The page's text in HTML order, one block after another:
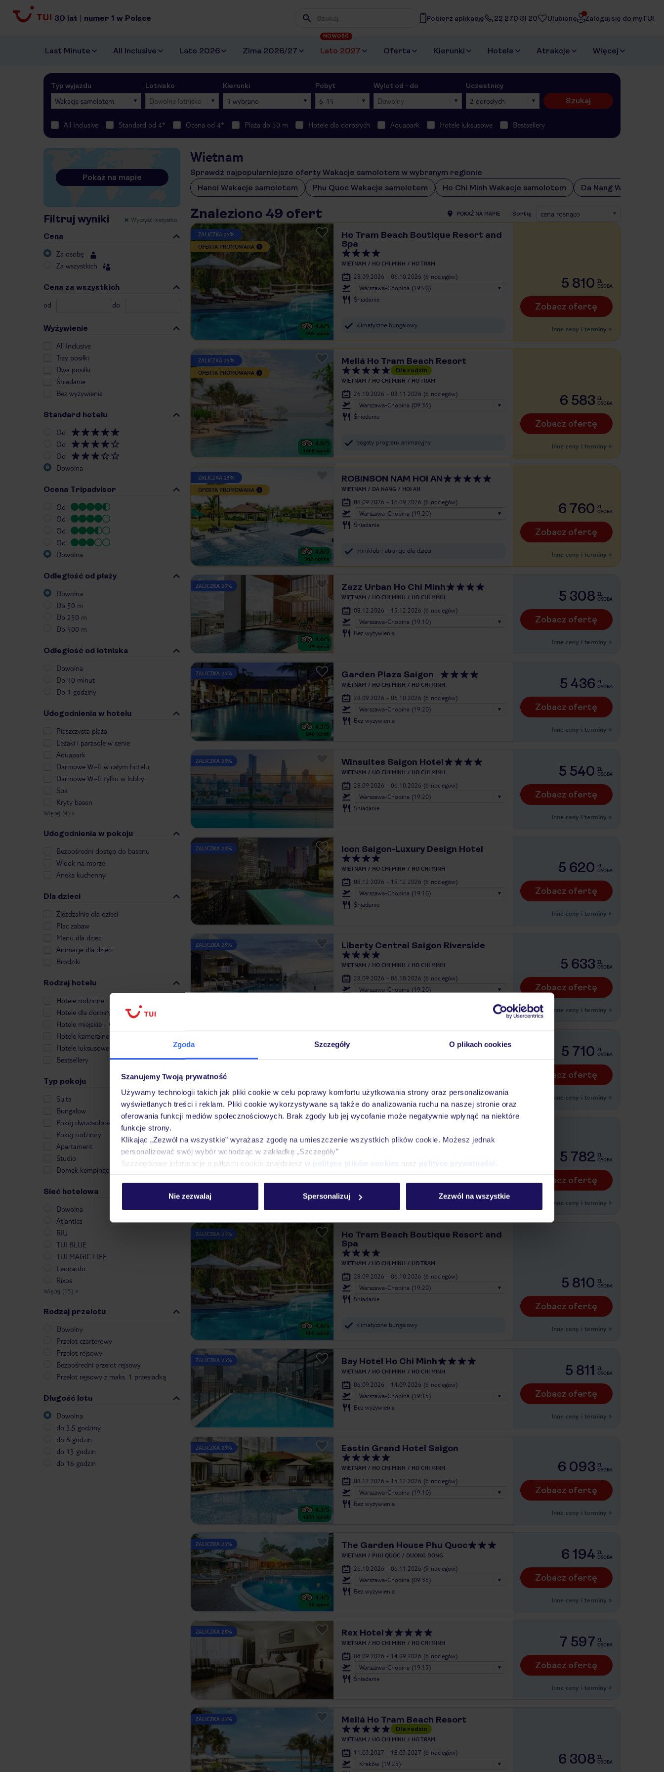
Zgoda Szczegóły O plikach cookies
Szanujemy Twoją prywatność
Używamy technologii takich jak pliki cookie w celu poprawy komfortu użytkowania strony oraz personalizowania
wyświetlanych treści i reklam. Pliki cookie wykorzystywane są także do analizowania ruchu na naszej stronie oraz
oferowania funkcji mediów społecznościowych. Brak zgody lub jej wycofanie może negatywnie wpłynąć na niektóre
funkcje strony.
Klikając „Zezwól na wszystkie” wyrażasz zgodę na umieszczenie wszystkich plików cookie. Możesz jednak
personalizować swój wybór wchodząc w zakładkę „Szczegóły”
Szczegółowe informacje o plikach cookie znajdziesz w polityce plików cookies oraz polityce prywatności
Nie zezwalaj Spersonalizuj Zezwól na wszystkie
30 lat | numer 1 w Polsce Wpisz frazę, której szukasz
Pobierz aplikację 22 270 31 20 Ulubione Zaloguj się do myTUI
Last Minute All Inclusive Lato 2026 Zima 2026/27 Lato 2027
NOWOŚĆ
Oferta Kierunki Hotele Atrakcje Więcej
Typ wyjazdu
Wakacje samolotem
Lotnisko
Dowolne lotnisko
Kierunki
3 wybrano
Pobyt
6-15
Wylot od - do
Dowolny
Uczestnicy
2 dorosłych Szukaj
All Inclusive Standard od 4* Ocena od 4* Plaża do 50 m Hotele dla dorosłych Aquapark Hotele luksusowe Bestsellery
Pokaż na mapie
Filtruj wyniki Wyczyść wszystko
Cena
Za osobę
Za wszystkich
Cena za wszystkich
od do
Wyżywienie
All Inclusive
Trzy posiłki
Dwa posiłki
Śniadanie
Bez wyżywienia
Standard hotelu
Od
Od
Od
Dowolna
Ocena Tripadvisor
Od
Od
Od
Od
Dowolna
Odległość od plaży
Dowolna
Do 50 m
Do 250 m
Do 500 m
Odległość od lotniska
Dowolna
Do 30 minut
Do 1 godziny
Udogodnienia w hotelu
Piaszczysta plaża
Leżaki i parasole w cenie
Aquapark
Darmowe Wi-fi w całym hotelu
Darmowe Wi-fi tylko w lobby
Spa
Kryty basen
Więcej (4) »
Udogodnienia w pokoju
Bezpośredni dostęp do basenu
Widok na morze
Aneks kuchenny
Dla dzieci
Zjeżdzalnie dla dzieci
Plac zabaw
Menu dla dzieci
Animacje dla dzieci
Brodziki
Rodzaj hotelu
Hotele rodzinne
Hotele dla dorosłych
Hotele miejskie - City Break
Hotele kameralne
Hotele luksusowe
Bestsellery
Typ pokoju
Suita
Bungalow
Pokój dwuosobowy
Pokój rodzinny
Apartament
Studio
Domek kempingowy
Sieć hotelowa
Dowolna
Atlantica
RIU
TUI BLUE
TUI MAGIC LIFE
Leonardo
Rixos
Więcej (15) »
Rodzaj przelotu
Dowolny
Przelot czarterowy
Przelot rejsowy
Bezpośredni przelot rejsowy
Przelot rejsowy z maks. 1 przesiadką
Długość lotu
Dowolna
do 3,5 godziny
do 6 godzin
do 13 godzin
do 16 godzin
Wietnam
Sprawdź najpopularniejsze oferty Wakacje samolotem w wybranym regionie
Hanoi Wakacje samolotem
Phu Quoc Wakacje samolotem Ho Chi Minh Wakacje samolotem Da Nang Wakacje
Znaleziono 49 ofert POKAŻ NA MAPIE Sortuj cena rosnąco
ZALICZKA 25%
OFERTA PROMOWANA
4.6/5
905 opinii
Ho Tram Beach Boutique Resort and
Spa
WIETNAM HO CHI MINH HO TRAM
28.09.2026 - 06.10.2026 (6 noclegów)
Warszawa-Chopina (19:20)
Śniadanie
klimatyczne bungalowy
5 810 ZŁ
OSOBA
Zobacz ofertę
Inne ceny i terminy »
ZALICZKA 25%
OFERTA PROMOWANA
4.8/5
1668 opinii
Meliá Ho Tram Beach Resort
Dla rodzin
WIETNAM HO CHI MINH HO TRAM
26.10.2026 - 03.11.2026 (6 noclegów)
Warszawa-Chopina (09:35)
Śniadanie
bogaty program animacyjny
6 583 ZŁ
OSOBA
Zobacz ofertę
Inne ceny i terminy »
ZALICZKA 25%
OFERTA PROMOWANA
4.8/5
362 opinie
ROBINSON NAM HOI AN
WIETNAM DA NANG HOI AN
08.09.2026 - 16.09.2026 (6 noclegów)
Warszawa-Chopina (19:20)
Śniadanie
miniklub i atrakcje dla dzieci
6 760 ZŁ
OSOBA
Zobacz ofertę
Inne ceny i terminy »
ZALICZKA 25%
4.6/5
39 opinii
Zazz Urban Ho Chi Minh
WIETNAM HO CHI MINH HO CHI MINH
08.12.2026 - 15.12.2026 (6 noclegów)
Warszawa-Chopina (19:10)
Bez wyżywienia
5 308 ZŁ
OSOBA
Zobacz ofertę
Inne ceny i terminy »
ZALICZKA 25%
4.3/5
840 opinii
Garden Plaza Saigon
WIETNAM HO CHI MINH HO CHI MINH
28.09.2026 - 06.10.2026 (6 noclegów)
Warszawa-Chopina (19:20)
Bez wyżywienia
5 436 ZŁ
OSOBA
Zobacz ofertę
Inne ceny i terminy »
ZALICZKA 25% Winsuites Saigon Hotel
WIETNAM HO CHI MINH HO CHI MINH
28.09.2026 - 06.10.2026 (6 noclegów)
Warszawa-Chopina (19:20)
Śniadanie
5 540 ZŁ
OSOBA
Zobacz ofertę
Inne ceny i terminy »
ZALICZKA 25% Icon Saigon-Luxury Design Hotel
WIETNAM HO CHI MINH HO CHI MINH
08.12.2026 - 15.12.2026 (6 noclegów)
Warszawa-Chopina (19:10)
Śniadanie
5 620 ZŁ
OSOBA
Zobacz ofertę
Inne ceny i terminy »
ZALICZKA 25% Liberty Central Saigon Riverside
WIETNAM HO CHI MINH HO CHI MINH
28.09.2026 - 06.10.2026 (6 noclegów)
Warszawa-Chopina (19:20)
5 633 ZŁ
OSOBA
Zobacz ofertę
Inne ceny i terminy »
Novotel Living Saigon South
Bez wyżywienia
5 710 ZŁ
OSOBA
Zobacz ofertę
Inne ceny i terminy »
Hotel
Warszawa-Chopina (19:20)
Bez wyżywienia
5 782 ZŁ
OSOBA
Zobacz ofertę
Inne ceny i terminy »
ZALICZKA 25%
4.6/5
905 opinii
Ho Tram Beach Boutique Resort and
Spa
WIETNAM HO CHI MINH HO TRAM
28.09.2026 - 06.10.2026 (6 noclegów)
Warszawa-Chopina (19:20)
Śniadanie
klimatyczne bungalowy
5 810 ZŁ
OSOBA
Zobacz ofertę
Inne ceny i terminy »
ZALICZKA 25% Bay Hotel Ho Chi Minh
WIETNAM HO CHI MINH HO CHI MINH
06.09.2026 - 14.09.2026 (6 noclegów)
Warszawa-Chopina (19:15)
Bez wyżywienia
5 811
ZŁ
OSOBA
Zobacz ofertę
Inne ceny i terminy »
ZALICZKA 25%
4.3/5
1251 opinii
Eastin Grand Hotel Saigon
WIETNAM HO CHI MINH HO CHI MINH
08.12.2026 - 15.12.2026 (6 noclegów)
Warszawa-Chopina (19:10)
Bez wyżywienia
6 093 ZŁ
OSOBA
Zobacz ofertę
Inne ceny i terminy »
ZALICZKA 25%
4.4/5
50 opinii
The Garden House Phu Quoc
WIETNAM PHU QUOC DUONG DONG
26.10.2026 - 06.11.2026 (9 noclegów)
Warszawa-Chopina (09:35)
Bez wyżywienia
6 194 ZŁ
OSOBA
Zobacz ofertę
Inne ceny i terminy »
ZALICZKA 25% Rex Hotel
WIETNAM HO CHI MINH HO CHI MINH
06.09.2026 - 14.09.2026 (6 noclegów)
Warszawa-Chopina (19:15)
Śniadanie
7 597 ZŁ
OSOBA
Zobacz ofertę
Inne ceny i terminy »
ZALICZKA 25% Meliá Ho Tram Beach Resort
Dla rodzin
WIETNAM HO CHI MINH HO TRAM
11.03.2027 - 18.03.2027 (6 noclegów)
Kraków (19:25)
6 308 ZŁ
OSOBA